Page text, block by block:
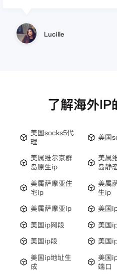
Lucille
了解海外IP
美国socks5代
理
美国
美属维尔京群
岛原生ip
美属
岛静
美属萨摩亚住
宅ip
美属
生ip
美属萨摩亚ip
美国
美国ip网段
美国
美国ip段
美国
美国ip地址生
成
美国
端口